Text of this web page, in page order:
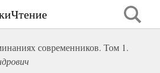
современников. Том 1.